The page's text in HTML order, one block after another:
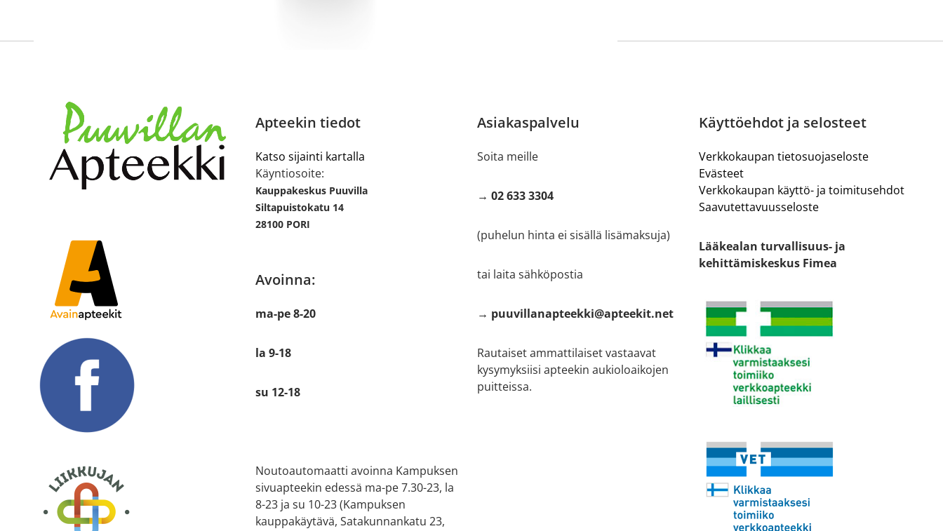
Apteekin tiedot
Katso sijainti kartalla
Käyntiosoite:
Kauppakeskus Puuvilla
Siltapuistokatu 14
28100 PORI
Avoinna:
ma-pe 8-20
la 9-18
su 12-18
Noutoautomaatti avoinna Kampuksen
sivuapteekin edessä ma-pe 7.30-23, la
8-23 ja su 10-23 (Kampuksen
kauppakäytävä, Satakunnankatu 23,
Asiakaspalvelu
Soita meille
→ 02 633 3304
(puhelun hinta ei sisällä lisämaksuja)
tai laita sähköpostia
→ puuvillanapteekki@apteekit.net
Rautaiset ammattilaiset vastaavat
kysymyksiisi apteekin aukioloaikojen
puitteissa.
Käyttöehdot ja selosteet
Verkkokaupan tietosuojaseloste
Evästeet
Verkkokaupan käyttö- ja toimitusehdot
Saavutettavuusseloste
Lääkealan turvallisuus- ja
kehittämiskeskus Fimea